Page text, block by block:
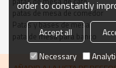
Características
patas de mesa de comedor
Patas y bases de mesa
pata de mesa para banco
order to constantly
Accept all
Necessary